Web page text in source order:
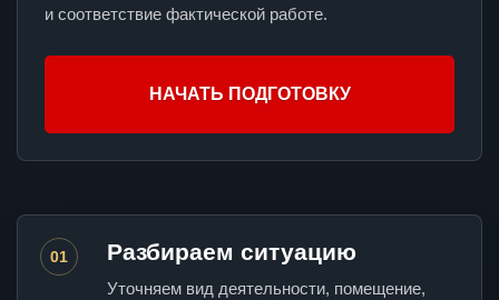
и соответствие фактической работе.
НАЧАТЬ ПОДГОТОВКУ
01 Разбираем ситуацию
Уточняем вид деятельности, помещение,